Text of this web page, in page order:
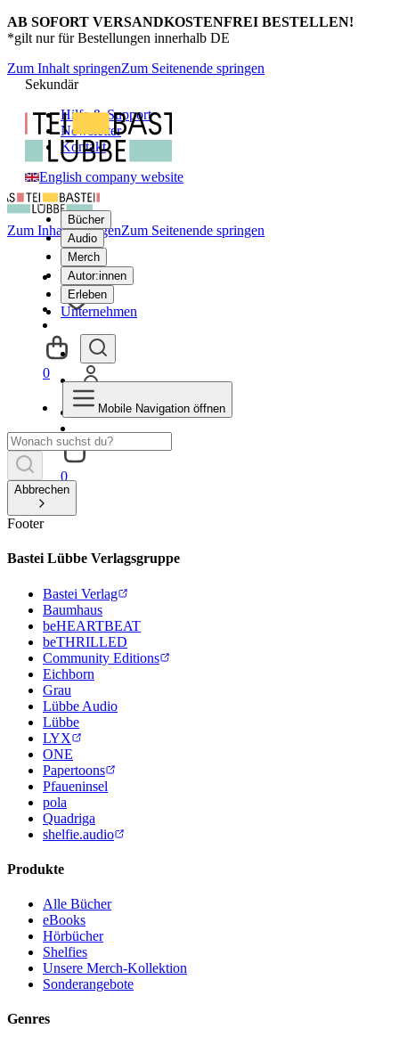
AB SOFORT VERSANDKOSTENFREI BESTELLEN!
*gilt nur für Bestellungen innerhalb DE
Zum Inhalt springenZum Seitenende springen
Sekundär
Hilfe & Support
Newsletter
Kontakt
English company website
Bücher
Audio
Merch
Autor:innen
Erleben
Unternehmen
0
Zum Inhalt springenZum Seitenende springen
0
Mobile Navigation öffnen
Abbrechen
Footer
Bastei Lübbe Verlagsgruppe
Bastei Verlag
Baumhaus
beHEARTBEAT
beTHRILLED
Community Editions
Eichborn
Grau
Lübbe Audio
Lübbe
LYX
ONE
Papertoons
Pfaueninsel
pola
Quadriga
shelfie.audio
Produkte
Alle Bücher
eBooks
Hörbücher
Shelfies
Unsere Merch-Kollektion
Sonderangebote
Genres